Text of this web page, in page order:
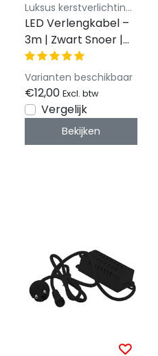
Luksus kerstverlichting koppelbaar 230V
LED Verlengkabel –
3m | Zwart Snoer |
230V Koppelbaar |
IP65
Varianten beschikbaar
€12,00 Excl. btw
Vergelijk
Bekijken